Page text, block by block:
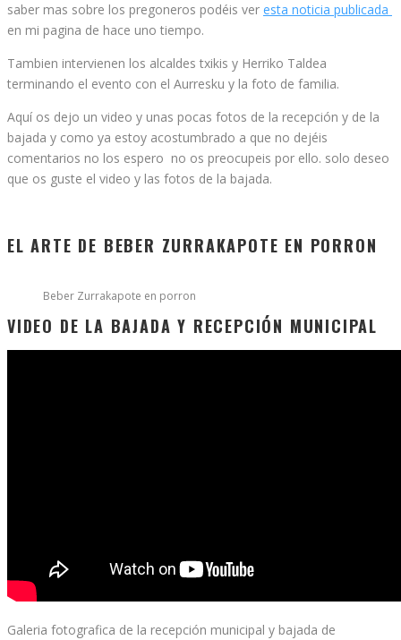
saber mas sobre los pregoneros podéis ver esta noticia publicada
en mi pagina de hace uno tiempo.
Tambien intervienen los alcaldes txikis y Herriko Taldea
terminando el evento con el Aurresku y la foto de familia.
Aquí os dejo un video y unas pocas fotos de la recepción y de la
bajada y como ya estoy acostumbrado a que no dejéis
comentarios no los espero no os preocupeis por ello. solo deseo
que os guste el video y las fotos de la bajada.
EL ARTE DE BEBER ZURRAKAPOTE EN PORRON
Beber Zurrakapote en porron
VIDEO DE LA BAJADA Y RECEPCIÓN MUNICIPAL
Galeria fotografica de la recepción municipal y bajada de